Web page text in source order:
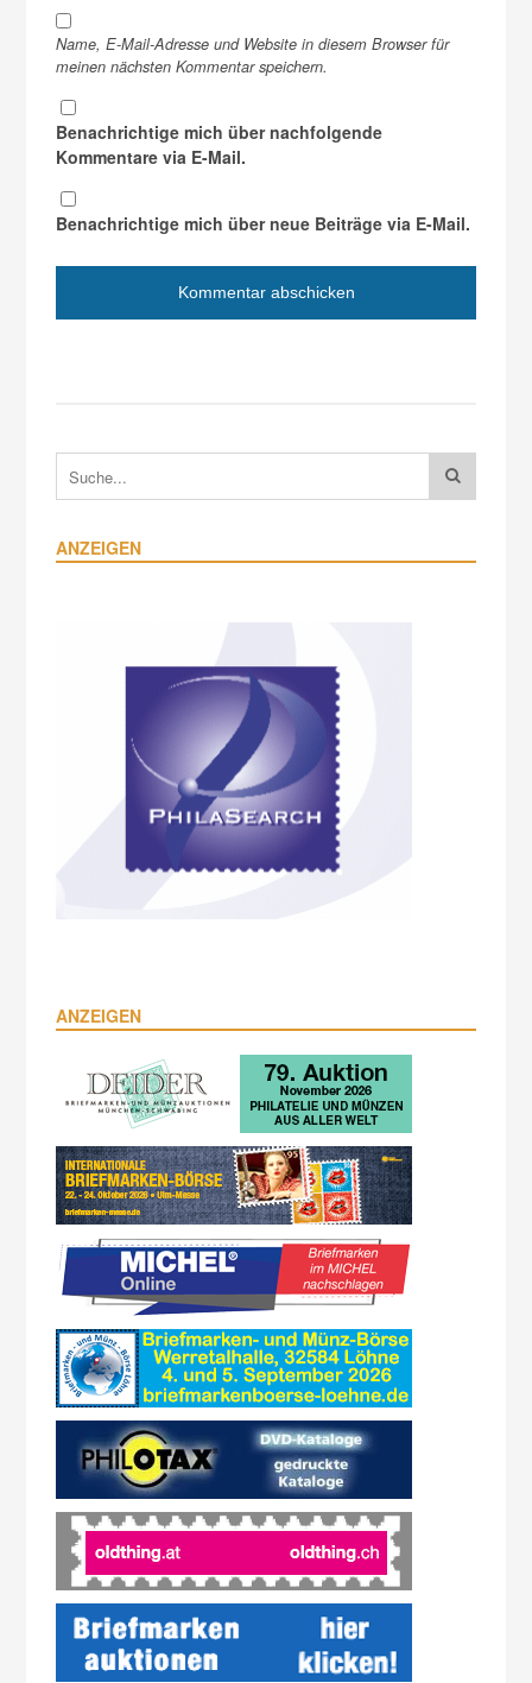
Name, E-Mail-Adresse und Website in diesem Browser für
meinen nächsten Kommentar speichern.
Benachrichtige mich über nachfolgende
Kommentare via E-Mail.
Benachrichtige mich über neue Beiträge via E-Mail.
ANZEIGEN
ANZEIGEN